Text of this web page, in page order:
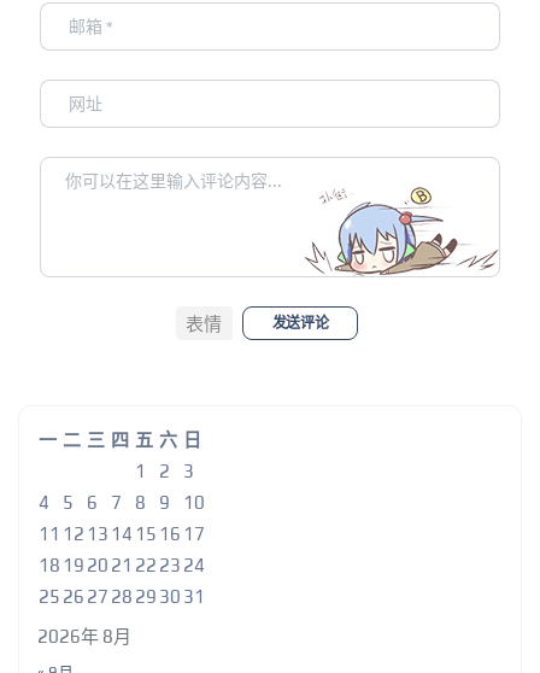
表情 发送评论
2026年 8月
一 二 三 四 五 六 日
1
2
3
4
5 6 7 8 9
10
11 12 13 14 15 16 17
18 19 20 21 22 23 24
25 26 27 28 29 30 31